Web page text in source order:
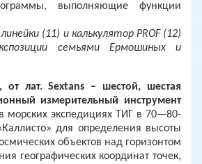
выполняющие функции
(11) и калькулятор PROF (12)
семьями Ермошиных и
от лат. Sextans – шестой, шестая
измерительный инструмент
морских экспедициях ТИГ в 70—80-
для определения высоты
объектов над горизонтом
географических координат точек,